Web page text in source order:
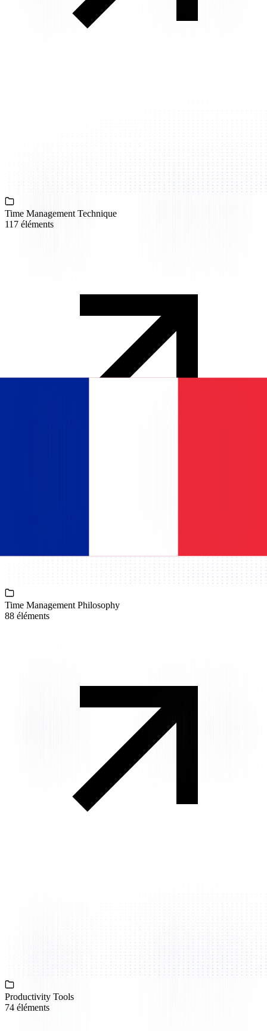
Time Management Technique
117 éléments
Time Management Philosophy
88 éléments
Productivity Tools
74 éléments